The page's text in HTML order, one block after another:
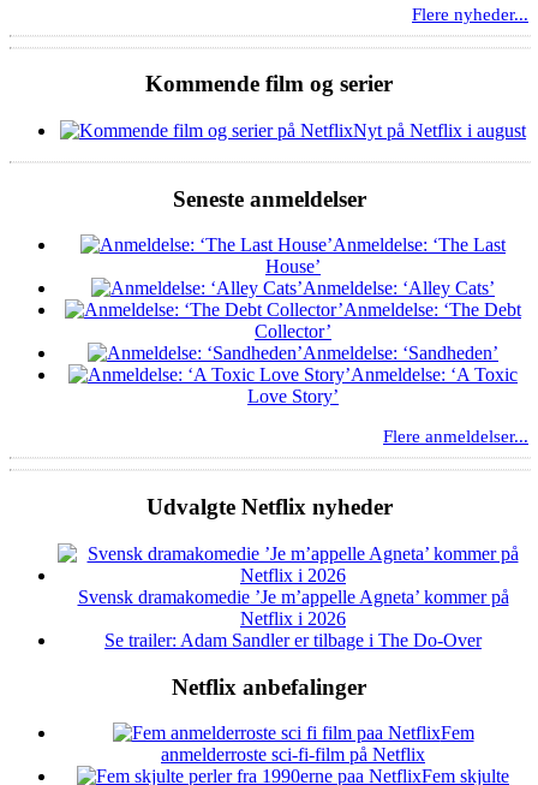
Flere nyheder...
Kommende film og serier
Nyt på Netflix i august
Seneste anmeldelser
Anmeldelse: ‘The Last
House’
Anmeldelse: ‘Alley Cats’
Anmeldelse: ‘The Debt
Collector’
Anmeldelse: ‘Sandheden’
Anmeldelse: ‘A Toxic
Love Story’
Flere anmeldelser...
Udvalgte Netflix nyheder
Svensk dramakomedie ’Je m’appelle Agneta’ kommer på
Netflix i 2026
Se trailer: Adam Sandler er tilbage i The Do-Over
Netflix anbefalinger
Fem
anmelderroste sci-fi-film på Netflix
Fem skjulte